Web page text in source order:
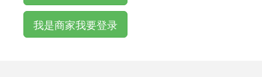
我是商家我要登录